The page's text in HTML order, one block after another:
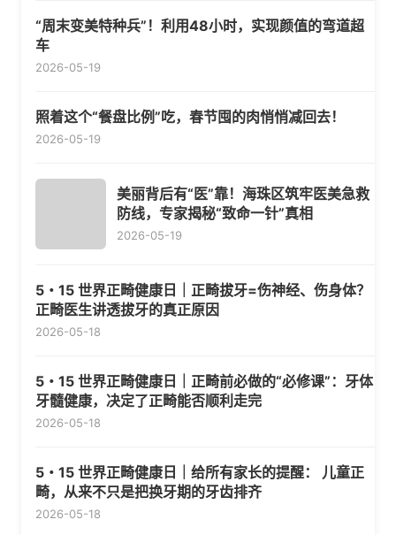
“周末变美特种兵”！利用48小时，实现颜值的弯道超
车
2026-05-19
照着这个“餐盘比例”吃，春节囤的肉悄悄减回去！
2026-05-19
美丽背后有“医”靠！海珠区筑牢医美急救
防线，专家揭秘“致命一针”真相
2026-05-19
5・15 世界正畸健康日｜正畸拔牙=伤神经、伤身体？
正畸医生讲透拔牙的真正原因
2026-05-18
5・15 世界正畸健康日｜正畸前必做的“必修课”：牙体
牙髓健康，决定了正畸能否顺利走完
2026-05-18
5・15 世界正畸健康日｜给所有家长的提醒： 儿童正
畸，从来不只是把换牙期的牙齿排齐
2026-05-18